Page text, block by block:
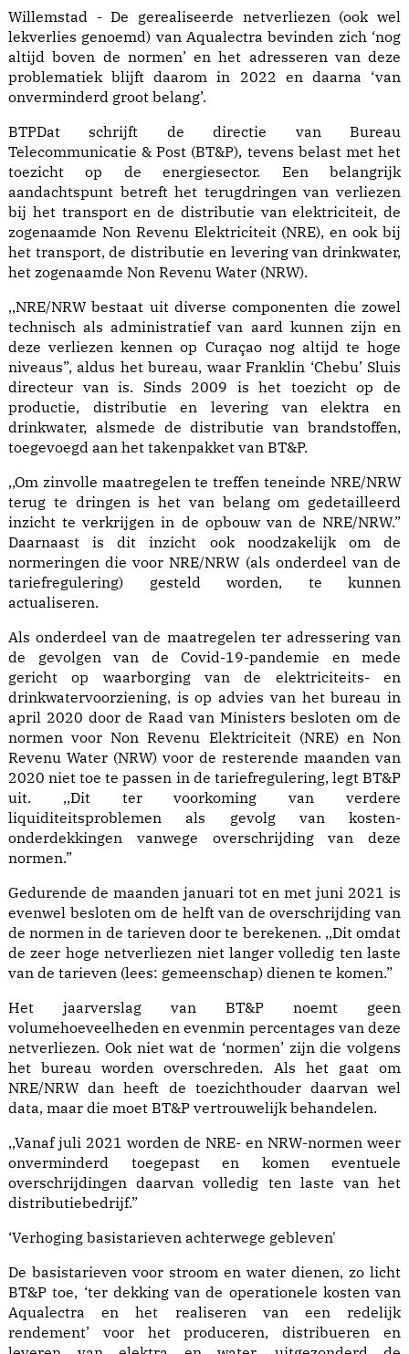
Willemstad - De gerealiseerde netverliezen (ook wel
lekverlies genoemd) van Aqualectra bevinden zich ‘nog
altijd boven de normen’ en het adresseren van deze
problematiek blijft daarom in 2022 en daarna ‘van
onverminderd groot belang’.
BTPDat schrijft de directie van Bureau
Telecommunicatie & Post (BT&P), tevens belast met het
toezicht op de energiesector. Een belangrijk
aandachtspunt betreft het terugdringen van verliezen
bij het transport en de distributie van elektriciteit, de
zogenaamde Non Revenu Elektriciteit (NRE), en ook bij
het transport, de distributie en levering van drinkwater,
het zogenaamde Non Revenu Water (NRW).
,,NRE/NRW bestaat uit diverse componenten die zowel
technisch als administratief van aard kunnen zijn en
deze verliezen kennen op Curaçao nog altijd te hoge
niveaus”, aldus het bureau, waar Franklin ‘Chebu’ Sluis
directeur van is. Sinds 2009 is het toezicht op de
productie, distributie en levering van elektra en
drinkwater, alsmede de distributie van brandstoffen,
toegevoegd aan het takenpakket van BT&P.
,,Om zinvolle maatregelen te treffen teneinde NRE/NRW
terug te dringen is het van belang om gedetailleerd
inzicht te verkrijgen in de opbouw van de NRE/NRW.”
Daarnaast is dit inzicht ook noodzakelijk om de
normeringen die voor NRE/NRW (als onderdeel van de
tariefregulering) gesteld worden, te kunnen
actualiseren.
Als onderdeel van de maatregelen ter adressering van
de gevolgen van de Covid-19-pandemie en mede
gericht op waarborging van de elektriciteits- en
drinkwatervoorziening, is op advies van het bureau in
april 2020 door de Raad van Ministers besloten om de
normen voor Non Revenu Elektriciteit (NRE) en Non
Revenu Water (NRW) voor de resterende maanden van
2020 niet toe te passen in de tariefregulering, legt BT&P
uit. ,,Dit ter voorkoming van verdere
liquiditeitsproblemen als gevolg van kosten-
onderdekkingen vanwege overschrijding van deze
normen.”
Gedurende de maanden januari tot en met juni 2021 is
evenwel besloten om de helft van de overschrijding van
de normen in de tarieven door te berekenen. ,,Dit omdat
de zeer hoge netverliezen niet langer volledig ten laste
van de tarieven (lees: gemeenschap) dienen te komen.”
Het jaarverslag van BT&P noemt geen
volumehoeveelheden en evenmin percentages van deze
netverliezen. Ook niet wat de ‘normen’ zijn die volgens
het bureau worden overschreden. Als het gaat om
NRE/NRW dan heeft de toezichthouder daarvan wel
data, maar die moet BT&P vertrouwelijk behandelen.
,,Vanaf juli 2021 worden de NRE- en NRW-normen weer
onverminderd toegepast en komen eventuele
overschrijdingen daarvan volledig ten laste van het
distributiebedrijf.”
‘Verhoging basistarieven achterwege gebleven'
De basistarieven voor stroom en water dienen, zo licht
BT&P toe, ‘ter dekking van de operationele kosten van
Aqualectra en het realiseren van een redelijk
rendement’ voor het produceren, distribueren en